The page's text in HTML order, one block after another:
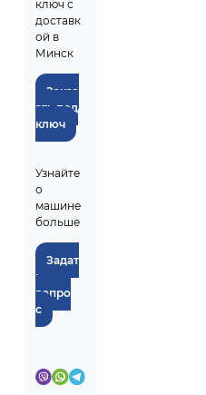
ключ с
доставк
ой в
Минск
Заказ
ать под
ключ
Узнайте
о
машине
больше
Задат
ь
вопро
с